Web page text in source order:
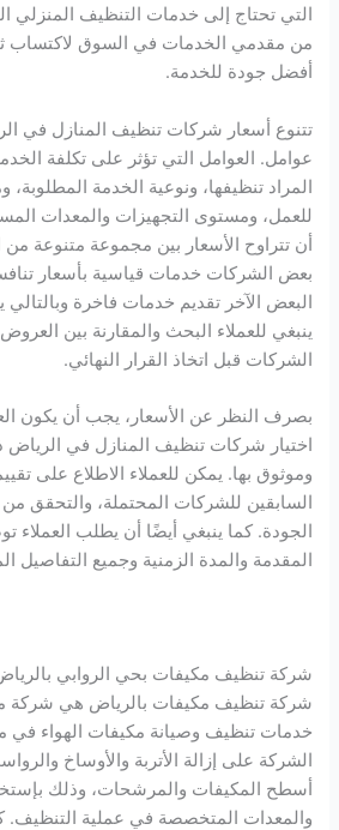
التي تحتاج إلى خدمات التنظيف المنزلي
من مقدمي الخدمات في السوق لاكتساب ثقة
أفضل جودة للخدمة.
تتنوع أسعار شركات تنظيف المنازل في
عوامل. العوامل التي تؤثر على تكلفة
المراد تنظيفها، ونوعية الخدمة المطلوبة،
للعمل، ومستوى التجهيزات والمعدات
أن تتراوح الأسعار بين مجموعة متنوعة
بعض الشركات خدمات قياسية بأسعار
البعض الآخر تقديم خدمات فاخرة وبالتالي
ينبغي للعملاء البحث والمقارنة بين
الشركات قبل اتخاذ القرار النهائي.
بصرف النظر عن الأسعار، يجب أن يكون
اختيار شركات تنظيف المنازل في الرياض
وموثوق بها. يمكن للعملاء الاطلاع على
السابقين للشركات المحتملة، والتحقق من
الجودة. كما ينبغي أيضًا أن يطلب العملاء
المقدمة والمدة الزمنية وجميع التفاصيل
شركة تنظيف مكيفات بحي الروابي بالرياض
شركة تنظيف مكيفات بالرياض هي شركة
خدمات تنظيف وصيانة مكيفات الهواء في
الشركة على إزالة الأتربة والأوساخ
أسطح المكيفات والمرشحات، وذلك
والمعدات المتخصصة في عملية التنظيف.